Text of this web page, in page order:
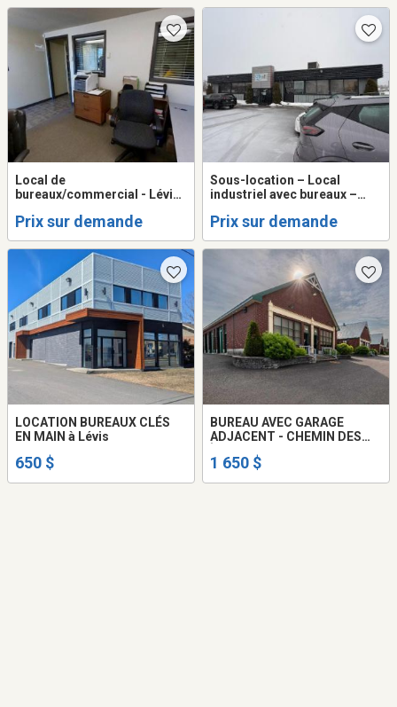
Local de
bureaux/commercial - Lévis
Prix sur demande
Sous-location – Local
industriel avec bureaux –
Prix sur demande
LOCATION BUREAUX CLÉS
EN MAIN à Lévis
650 $
BUREAU AVEC GARAGE
ADJACENT - CHEMIN DES
1 650 $